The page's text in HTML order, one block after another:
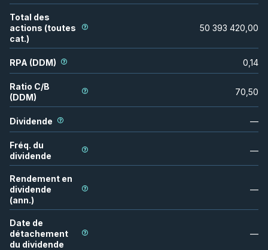
Total des
actions (toutes
cat.)
50 393 420,00
RPA (DDM) 0,14
Ratio C/B
(DDM)
70,50
Dividende —
Fréq. du
dividende
—
Rendement en
dividende
(ann.)
—
Date de
détachement
du dividende
—